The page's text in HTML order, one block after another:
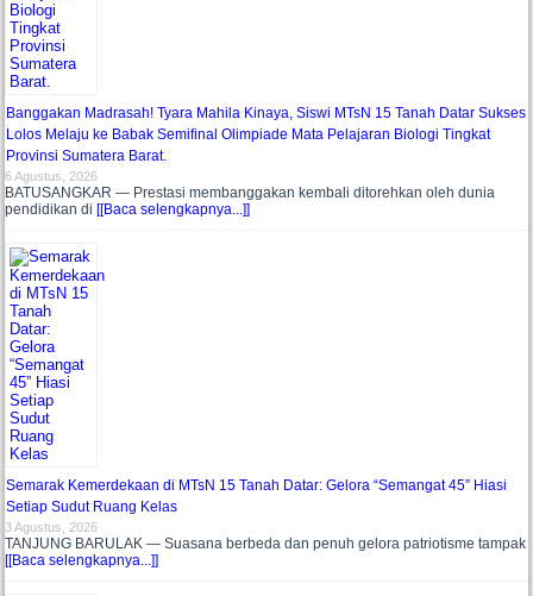
Banggakan Madrasah! Tyara Mahila Kinaya, Siswi MTsN 15 Tanah Datar Sukses
Lolos Melaju ke Babak Semifinal Olimpiade Mata Pelajaran Biologi Tingkat
Provinsi Sumatera Barat.
6 Agustus, 2026
BATUSANGKAR — Prestasi membanggakan kembali ditorehkan oleh dunia
pendidikan di[[Baca selengkapnya...]]
Semarak Kemerdekaan di MTsN 15 Tanah Datar: Gelora “Semangat 45” Hiasi
Setiap Sudut Ruang Kelas
3 Agustus, 2026
TANJUNG BARULAK — Suasana berbeda dan penuh gelora patriotisme tampak
[[Baca selengkapnya...]]